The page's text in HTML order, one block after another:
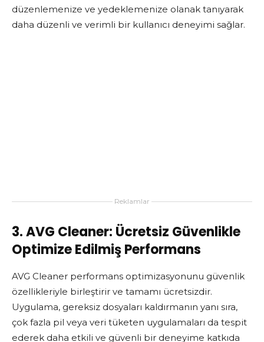
düzenlemenize ve yedeklemenize olanak tanıyarak
daha düzenli ve verimli bir kullanıcı deneyimi sağlar.
Reklamlar
3. AVG Cleaner: Ücretsiz Güvenlikle
Optimize Edilmiş Performans
AVG Cleaner performans optimizasyonunu güvenlik
özellikleriyle birleştirir ve tamamı ücretsizdir.
Uygulama, gereksiz dosyaları kaldırmanın yanı sıra,
çok fazla pil veya veri tüketen uygulamaları da tespit
ederek daha etkili ve güvenli bir deneyime katkıda